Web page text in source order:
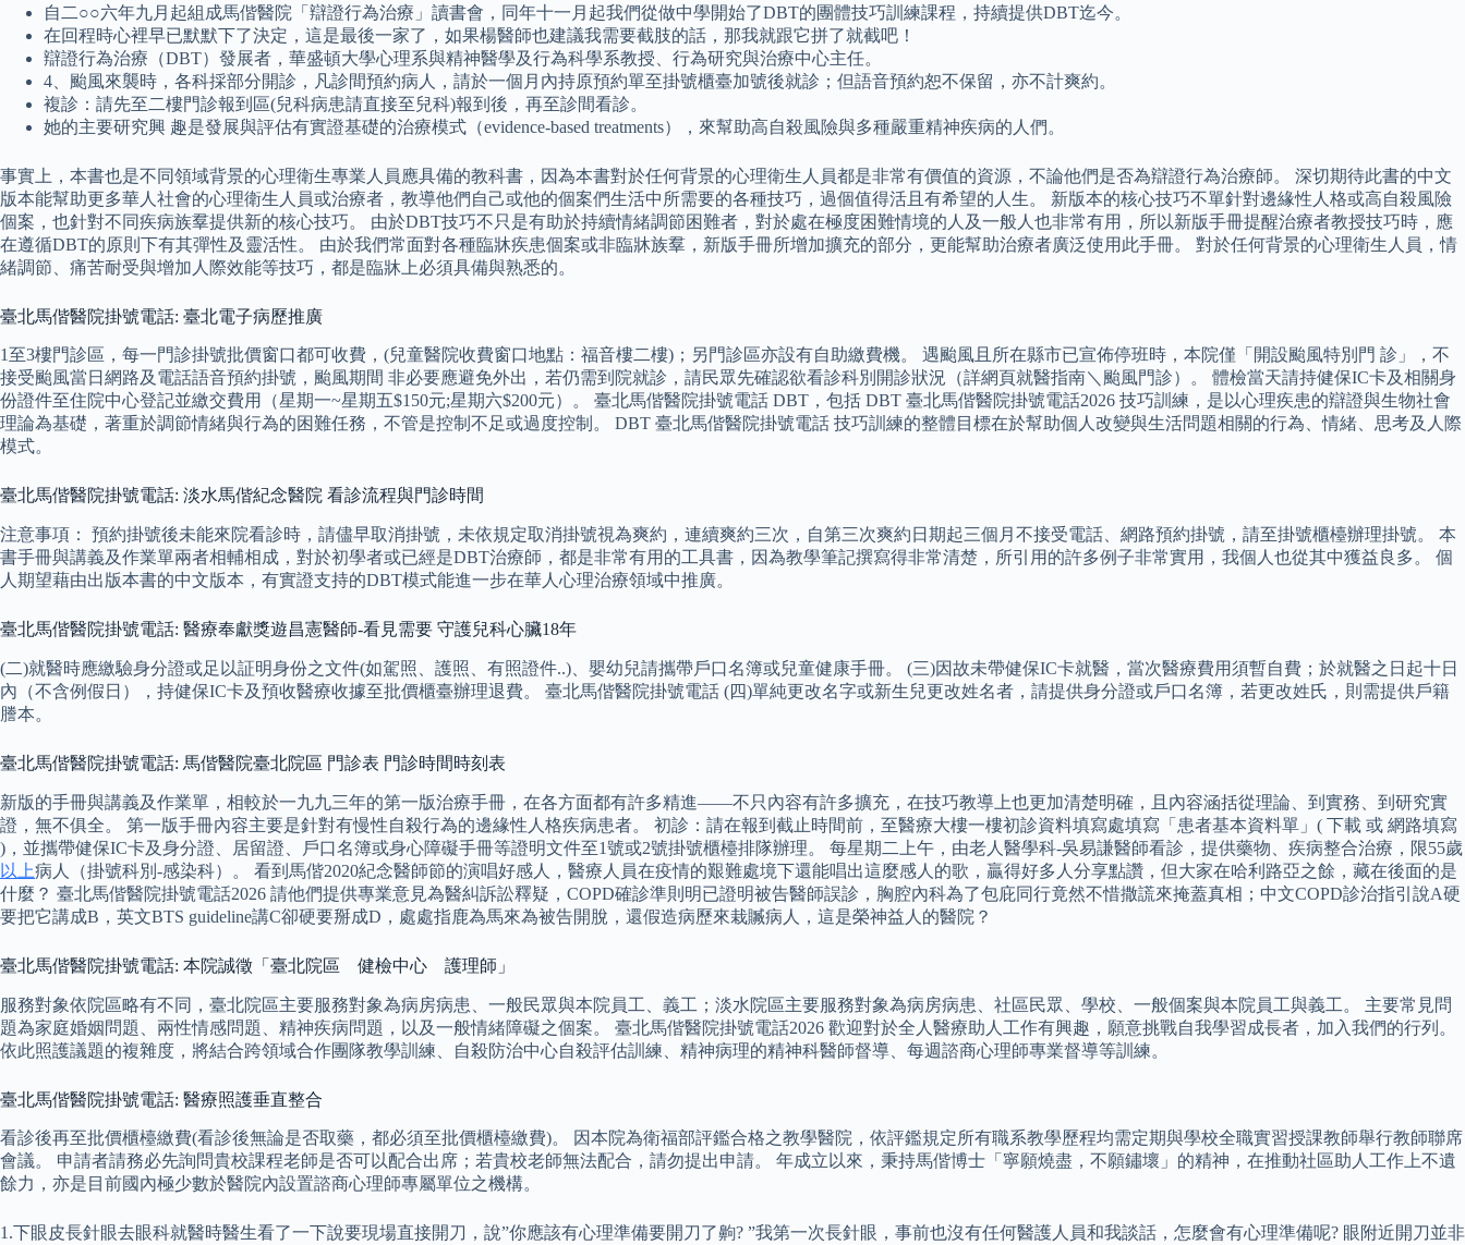
自二○○六年九月起組成馬偕醫院「辯證行為治療」讀書會，同年十一月起我們從做中學開始了DBT的團體技巧訓練課程，持續提供DBT迄今。
在回程時心裡早已默默下了決定，這是最後一家了，如果楊醫師也建議我需要截肢的話，那我就跟它拼了就截吧！
辯證行為治療（DBT）發展者，華盛頓大學心理系與精神醫學及行為科學系教授、行為研究與治療中心主任。
4、颱風來襲時，各科採部分開診，凡診間預約病人，請於一個月內持原預約單至掛號櫃臺加號後就診；但語音預約恕不保留，亦不計爽約。
複診：請先至二樓門診報到區(兒科病患請直接至兒科)報到後，再至診間看診。
她的主要研究興 趣是發展與評估有實證基礎的治療模式（evidence-based treatments），來幫助高自殺風險與多種嚴重精神疾病的人們。
事實上，本書也是不同領域背景的心理衛生專業人員應具備的教科書，因為本書對於任何背景的心理衛生人員都是非常有價值的資源，不論他們是否為辯證行為治療師。 深切期待此書的中文
版本能幫助更多華人社會的心理衛生人員或治療者，教導他們自己或他的個案們生活中所需要的各種技巧，過個值得活且有希望的人生。 新版本的核心技巧不單針對邊緣性人格或高自殺風險
個案，也針對不同疾病族羣提供新的核心技巧。 由於DBT技巧不只是有助於持續情緒調節困難者，對於處在極度困難情境的人及一般人也非常有用，所以新版手冊提醒治療者教授技巧時，應
在遵循DBT的原則下有其彈性及靈活性。 由於我們常面對各種臨牀疾患個案或非臨牀族羣，新版手冊所增加擴充的部分，更能幫助治療者廣泛使用此手冊。 對於任何背景的心理衛生人員，情
緒調節、痛苦耐受與增加人際效能等技巧，都是臨牀上必須具備與熟悉的。
臺北馬偕醫院掛號電話: 臺北電子病歷推廣
1至3樓門診區，每一門診掛號批價窗口都可收費，(兒童醫院收費窗口地點：福音樓二樓)；另門診區亦設有自助繳費機。 遇颱風且所在縣市已宣佈停班時，本院僅「開設颱風特別門 診」，不
接受颱風當日網路及電話語音預約掛號，颱風期間 非必要應避免外出，若仍需到院就診，請民眾先確認欲看診科別開診狀況（詳網頁就醫指南＼颱風門診）。 體檢當天請持健保IC卡及相關身
份證件至住院中心登記並繳交費用（星期一~星期五$150元;星期六$200元）。 臺北馬偕醫院掛號電話 DBT，包括 DBT 臺北馬偕醫院掛號電話2026 技巧訓練，是以心理疾患的辯證與生物社會
理論為基礎，著重於調節情緒與行為的困難任務，不管是控制不足或過度控制。 DBT 臺北馬偕醫院掛號電話 技巧訓練的整體目標在於幫助個人改變與生活問題相關的行為、情緒、思考及人際
模式。
臺北馬偕醫院掛號電話: 淡水馬偕紀念醫院 看診流程與門診時間
注意事項： 預約掛號後未能來院看診時，請儘早取消掛號，未依規定取消掛號視為爽約，連續爽約三次，自第三次爽約日期起三個月不接受電話、網路預約掛號，請至掛號櫃檯辦理掛號。 本
書手冊與講義及作業單兩者相輔相成，對於初學者或已經是DBT治療師，都是非常有用的工具書，因為教學筆記撰寫得非常清楚，所引用的許多例子非常實用，我個人也從其中獲益良多。 個
人期望藉由出版本書的中文版本，有實證支持的DBT模式能進一步在華人心理治療領域中推廣。
臺北馬偕醫院掛號電話: 醫療奉獻獎遊昌憲醫師-看見需要 守護兒科心臟18年
(二)就醫時應繳驗身分證或足以証明身份之文件(如駕照、護照、有照證件..)、嬰幼兒請攜帶戶口名簿或兒童健康手冊。 (三)因故未帶健保IC卡就醫，當次醫療費用須暫自費；於就醫之日起十日
內（不含例假日），持健保IC卡及預收醫療收據至批價櫃臺辦理退費。 臺北馬偕醫院掛號電話 (四)單純更改名字或新生兒更改姓名者，請提供身分證或戶口名簿，若更改姓氏，則需提供戶籍
謄本。
臺北馬偕醫院掛號電話: 馬偕醫院臺北院區 門診表 門診時間時刻表
新版的手冊與講義及作業單，相較於一九九三年的第一版治療手冊，在各方面都有許多精進――不只內容有許多擴充，在技巧教導上也更加清楚明確，且內容涵括從理論、到實務、到研究實
證，無不俱全。 第一版手冊內容主要是針對有慢性自殺行為的邊緣性人格疾病患者。 初診：請在報到截止時間前，至醫療大樓一樓初診資料填寫處填寫「患者基本資料單」( 下載 或 網路填寫
)，並攜帶健保IC卡及身分證、居留證、戶口名簿或身心障礙手冊等證明文件至1號或2號掛號櫃檯排隊辦理。 每星期二上午，由老人醫學科-吳易謙醫師看診，提供藥物、疾病整合治療，限55歲
以上病人（掛號科別-感染科）。 看到馬偕2020紀念醫師節的演唱好感人，醫療人員在疫情的艱難處境下還能唱出這麼感人的歌，贏得好多人分享點讚，但大家在哈利路亞之餘，藏在後面的是
什麼？ 臺北馬偕醫院掛號電話2026 請他們提供專業意見為醫糾訴訟釋疑，COPD確診準則明已證明被告醫師誤診，胸腔內科為了包庇同行竟然不惜撒謊來掩蓋真相；中文COPD診治指引說A硬
要把它講成B，英文BTS guideline講C卻硬要掰成D，處處指鹿為馬來為被告開脫，還假造病歷來栽贓病人，這是榮神益人的醫院？
臺北馬偕醫院掛號電話: 本院誠徵「臺北院區 健檢中心 護理師」
服務對象依院區略有不同，臺北院區主要服務對象為病房病患、一般民眾與本院員工、義工；淡水院區主要服務對象為病房病患、社區民眾、學校、一般個案與本院員工與義工。 主要常見問
題為家庭婚姻問題、兩性情感問題、精神疾病問題，以及一般情緒障礙之個案。 臺北馬偕醫院掛號電話2026 歡迎對於全人醫療助人工作有興趣，願意挑戰自我學習成長者，加入我們的行列。
依此照護議題的複雜度，將結合跨領域合作團隊教學訓練、自殺防治中心自殺評估訓練、精神病理的精神科醫師督導、每週諮商心理師專業督導等訓練。
臺北馬偕醫院掛號電話: 醫療照護垂直整合
看診後再至批價櫃檯繳費(看診後無論是否取藥，都必須至批價櫃檯繳費)。 因本院為衛福部評鑑合格之教學醫院，依評鑑規定所有職系教學歷程均需定期與學校全職實習授課教師舉行教師聯席
會議。 申請者請務必先詢問貴校課程老師是否可以配合出席；若貴校老師無法配合，請勿提出申請。 年成立以來，秉持馬偕博士「寧願燒盡，不願鏽壞」的精神，在推動社區助人工作上不遺
餘力，亦是目前國內極少數於醫院內設置諮商心理師專屬單位之機構。
1.下眼皮長針眼去眼科就醫時醫生看了一下說要現場直接開刀，說”你應該有心理準備要開刀了齁? ”我第一次長針眼，事前也沒有任何醫護人員和我談話，怎麼會有心理準備呢? 眼附近開刀並非